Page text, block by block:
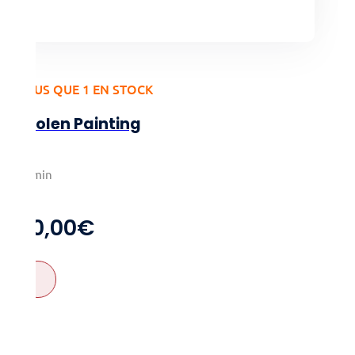
PLUS QUE 1 EN STOCK
Stolen Painting
20min
20,00€